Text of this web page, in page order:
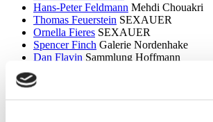
Hans-Peter Feldmann Mehdi Chouakri
Thomas Feuerstein SEXAUER
Ornella Fieres SEXAUER
Spencer Finch Galerie Nordenhake
Dan Flavin Sammlung Hoffmann
Sylvie Fleury